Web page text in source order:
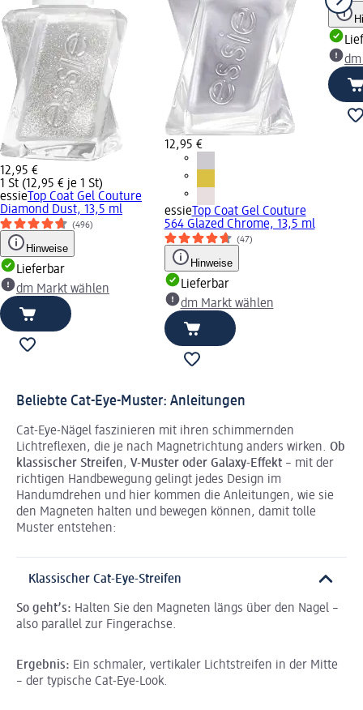
12,95 €
1 St (12,95 € je 1 St)
essie Top Coat Gel Couture
Diamond Dust, 13,5 ml
(496)
Hinweise
Lieferbar
dm Markt wählen
12,95 €
essie Top Coat Gel Couture
564 Glazed Chrome, 13,5 ml
(47)
Hinweise
Lieferbar
dm Markt wählen
Beliebte Cat-Eye-Muster: Anleitungen
Cat-Eye-Nägel faszinieren mit ihren schimmernden
Lichtreflexen, die je nach Magnetrichtung anders wirken. Ob
klassischer Streifen, V-Muster oder Galaxy-Effekt – mit der
richtigen Handbewegung gelingt jedes Design im
Handumdrehen und hier kommen die Anleitungen, wie sie
den Magneten halten und bewegen können, damit tolle
Muster entstehen:
Klassischer Cat-Eye-Streifen
So geht’s: Halten Sie den Magneten längs über den Nagel –
also parallel zur Fingerachse.
Ergebnis: Ein schmaler, vertikaler Lichtstreifen in der Mitte
– der typische Cat-Eye-Look.